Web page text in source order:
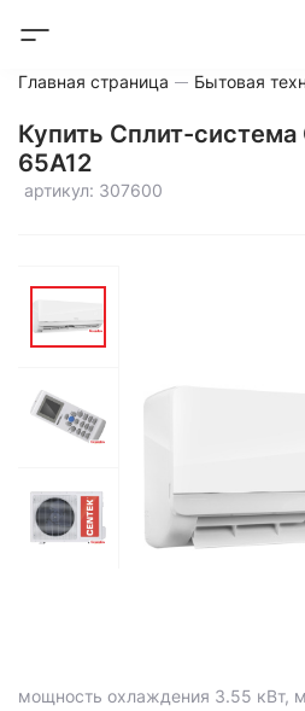
Главная страница Бытовая
Купить Сплит-система
65A12
артикул: 307600
мощность охлаждения 3.55 кВт,